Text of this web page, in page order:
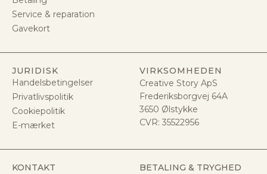
Service & reparation
Gavekort
JURIDISK
Handelsbetingelser
Privatlivspolitik
Cookiepolitik
E-mærket
VIRKSOMHEDEN
Creative Story ApS
Frederiksborgvej 64A
3650 Ølstykke
CVR: 35522956
KONTAKT BETALING & TRYGHED